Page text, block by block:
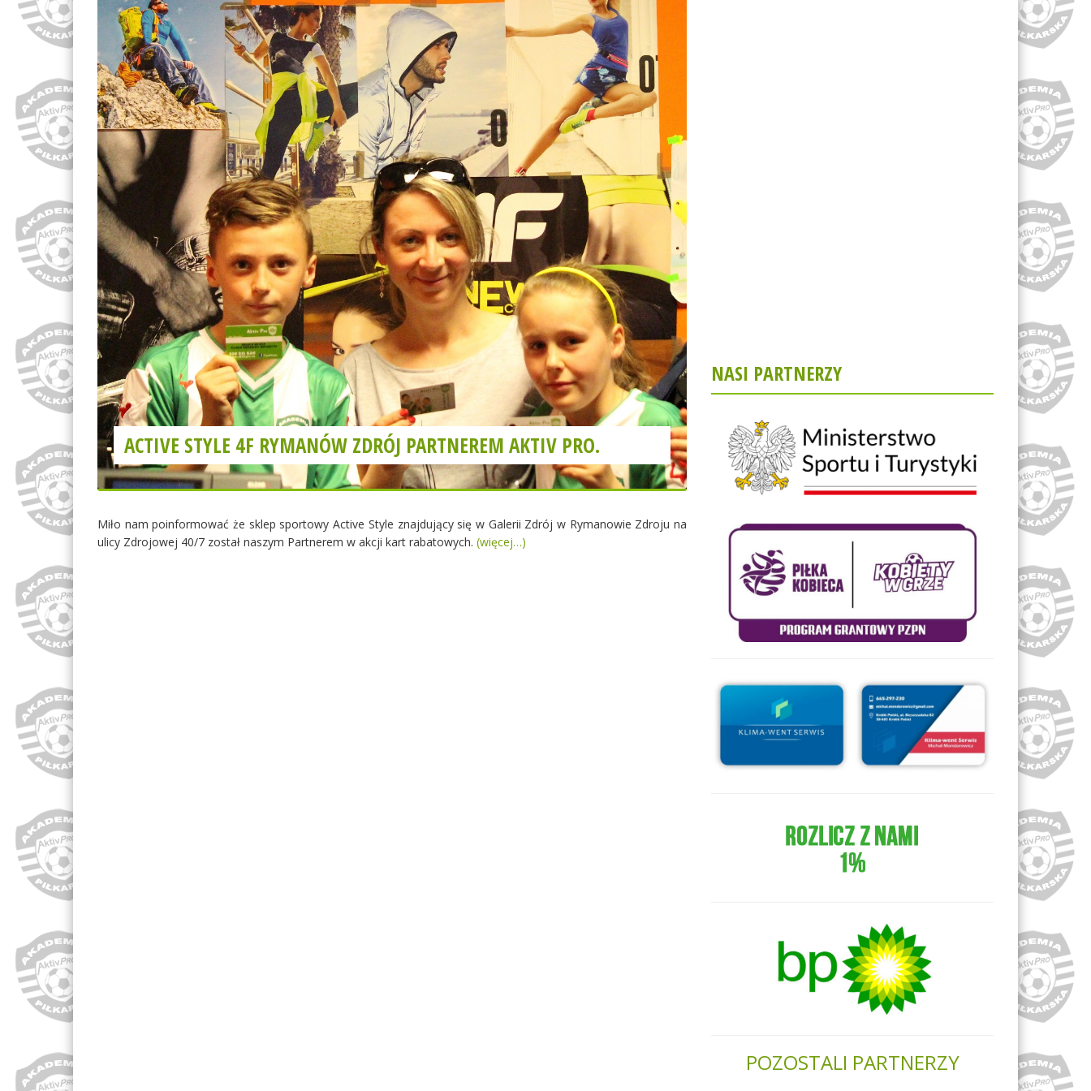
ACTIVE STYLE 4F RYMANÓW ZDRÓJ PARTNEREM AKTIV PRO.
Miło nam poinformować że sklep sportowy Active Style znajdujący się w Galerii Zdrój w Rymanowie Zdroju na
ulicy Zdrojowej 40/7 został naszym Partnerem w akcji kart rabatowych. (więcej…)
NASI PARTNERZY
POZOSTALI PARTNERZY